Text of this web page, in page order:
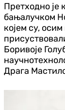
Претходно је
бањалучком
којем су,
Боривоје
Драга